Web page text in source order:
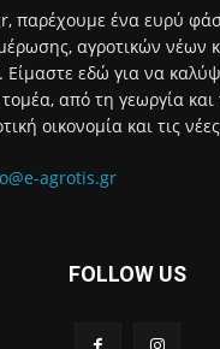
παρέχουμε ένα ευρύ
αγροτικών νέων
Είμαστε εδώ για να
από τη γεωργία
οικονομία και τις
agrotis.gr
FOLLOW US